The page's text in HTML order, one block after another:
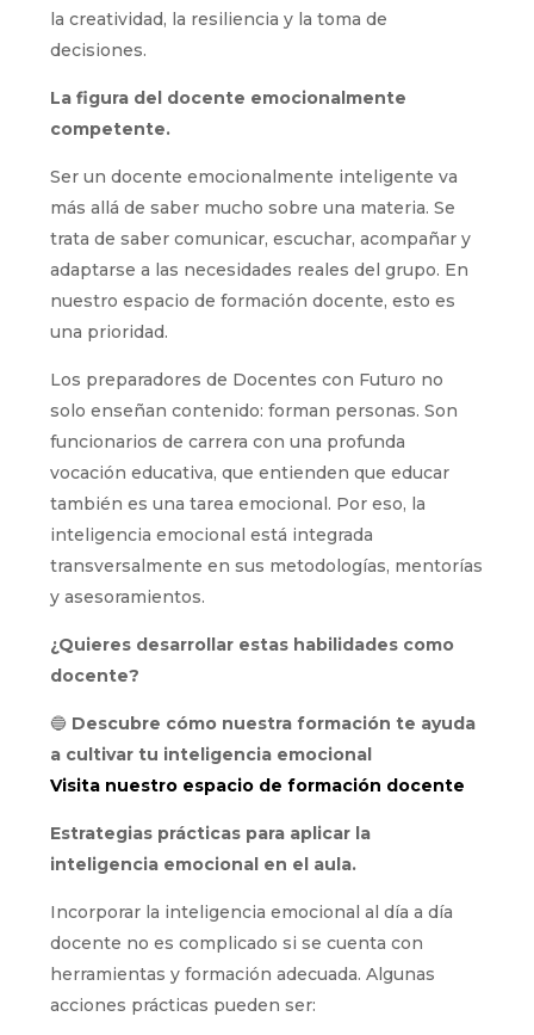
la creatividad, la resiliencia y la toma de
decisiones.
La figura del docente emocionalmente
competente.
Ser un docente emocionalmente inteligente va
más allá de saber mucho sobre una materia. Se
trata de saber comunicar, escuchar, acompañar y
adaptarse a las necesidades reales del grupo. En
nuestro espacio de formación docente, esto es
una prioridad.
Los preparadores de Docentes con Futuro no
solo enseñan contenido: forman personas. Son
funcionarios de carrera con una profunda
vocación educativa, que entienden que educar
también es una tarea emocional. Por eso, la
inteligencia emocional está integrada
transversalmente en sus metodologías, mentorías
y asesoramientos.
¿Quieres desarrollar estas habilidades como
docente?
🔵 Descubre cómo nuestra formación te ayuda
a cultivar tu inteligencia emocional
Visita nuestro espacio de formación docente
Estrategias prácticas para aplicar la
inteligencia emocional en el aula.
Incorporar la inteligencia emocional al día a día
docente no es complicado si se cuenta con
herramientas y formación adecuada. Algunas
acciones prácticas pueden ser: